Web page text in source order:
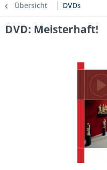
Übersicht DVDs
DVD: Meisterhaft!